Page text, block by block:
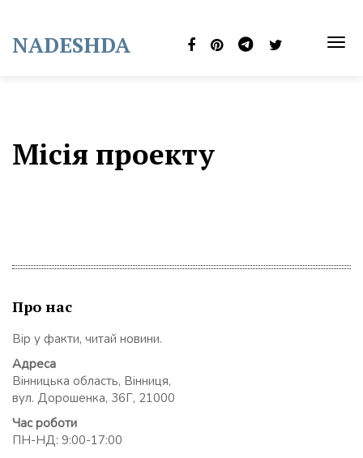
content
NADESHDA
Місія проекту
Про нас
Вір у факти, читай новини.
Адреса
Вінницька область, Вінниця,
вул. Дорошенка, 36Г, 21000
Час роботи
ПН-НД: 9:00-17:00